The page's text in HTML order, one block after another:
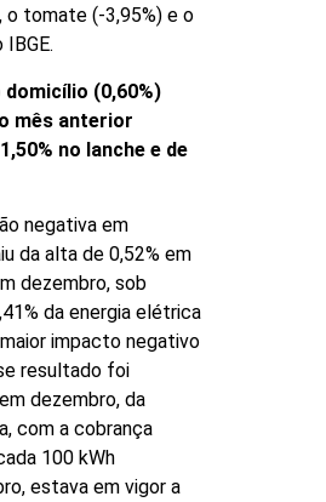
o tomate (-3,95%) e o
(0,60%)
mês anterior
no lanche e de
negativa em
da alta de 0,52% em
dezembro, sob
da energia elétrica
impacto negativo
resultado foi
dezembro, da
com a cobrança
100 kWh
estava em vigor a